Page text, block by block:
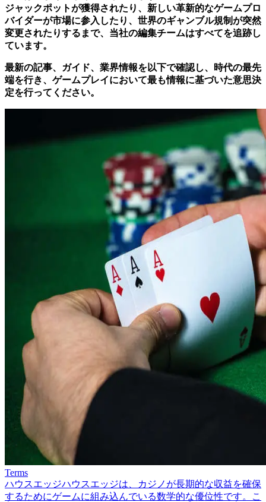
ジャックポットが獲得されたり、新しい革新的なゲームプロ
バイダーが市場に参入したり、世界のギャンブル規制が突然
変更されたりするまで、当社の編集チームはすべてを追跡し
ています。
最新の記事、ガイド、業界情報を以下で確認し、時代の最先
端を行き、ゲームプレイにおいて最も情報に基づいた意思決
定を行ってください。
Terms
ハウスエッジハウスエッジは、カジノが長期的な収益を確保
するためにゲームに組み込んでいる数学的な優位性です。こ